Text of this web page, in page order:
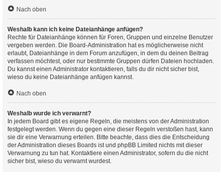
Nach oben
Weshalb kann ich keine Dateianhänge anfügen?
Rechte für Dateianhänge können für Foren, Gruppen und einzelne Benutzer
vergeben werden. Die Board-Administration hat es möglicherweise nicht
erlaubt, Dateianhänge in dem Forum anzufügen, in dem du deinen Beitrag
verfassen möchtest, oder nur bestimmte Gruppen dürfen Dateien hochladen.
Du kannst einen Administrator kontaktieren, falls du dir nicht sicher bist,
wieso du keine Dateianhänge anfügen kannst.
Nach oben
Weshalb wurde ich verwarnt?
In jedem Board gibt es eigene Regeln, die meistens von der Administration
festgelegt werden. Wenn du gegen eine dieser Regeln verstoßen hast, kann
sie dir eine Verwarnung erteilen. Bitte beachte, dass dies die Entscheidung
der Administration dieses Boards ist und phpBB Limited nichts mit dieser
Verwarnung zu tun hat. Kontaktiere einen Administrator, sofern du die nicht
sicher bist, wieso du verwarnt wurdest.